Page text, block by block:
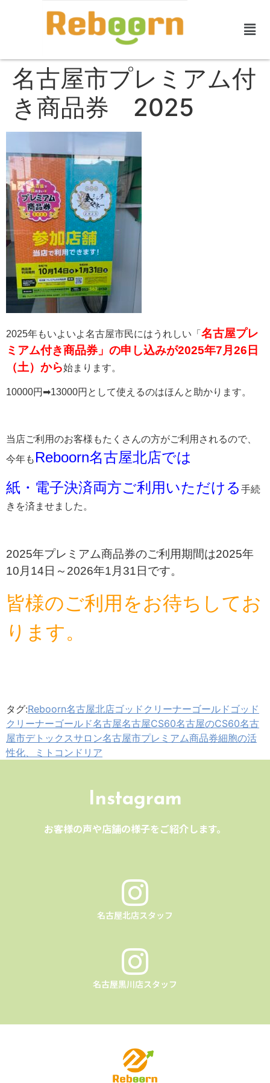
名古屋市プレミアム付
き商品券 2025
2025年もいよいよ名古屋市民にはうれしい「 名古屋プレ
ミアム付き商品券」の申し込みが2025年7月26日
（土）から始まります。
10000円➡13000円として使えるのはほんと助かります。
当店ご利用のお客様もたくさんの方がご利用されるので、
今年も Reboorn名古屋北店では
紙・電子決済両方ご利用いただける 手続
きを済ませました。
2025年プレミアム商品券のご利用期間は2025年
10月14日～2026年1月31日です。
皆様のご利用をお待ちしてお
ります。
タグ:Reboorn名古屋北店ゴッドクリーナーゴールド ゴッド
クリーナーゴールド名古屋名古屋CS60名古屋のCS60名古
屋市デトックスサロン名古屋市プレミアム商品券細胞の活
性化、ミトコンドリア
Instagram
お客様の声や店舗の様子をご紹介します。
名古屋北店スタッフ
名古屋黒川店スタッフ